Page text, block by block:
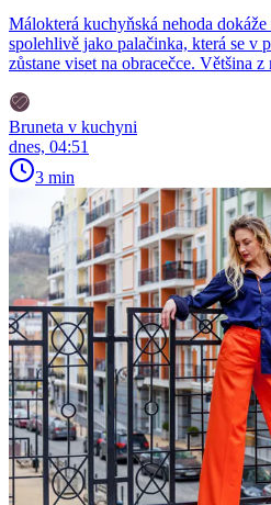
Málokterá kuchyňská nehoda
spolehlivě jako palačinka, která se v
zůstane viset na obracečce. Většina
Bruneta v kuchyni
dnes, 04:51
3 min